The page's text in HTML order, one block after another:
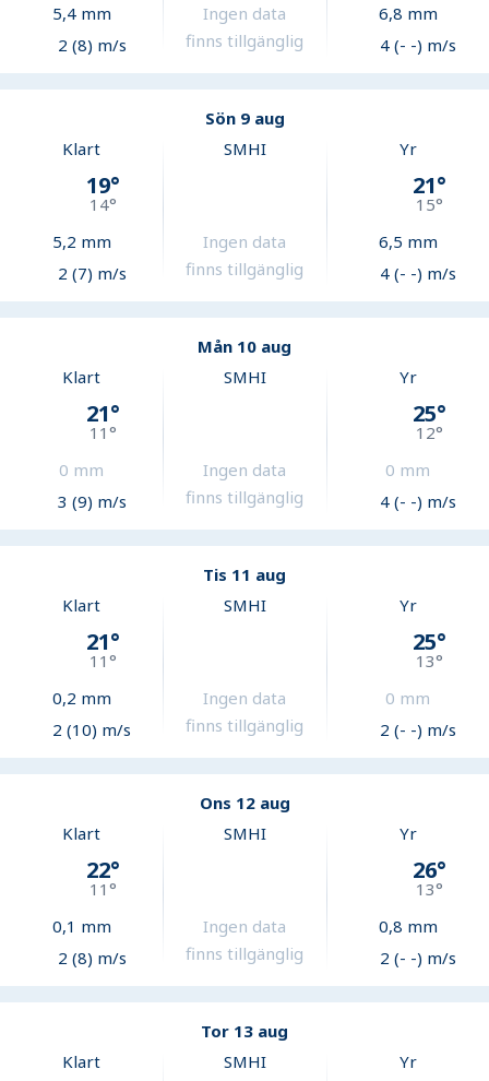
5,4mm
2 (8) m/s
Ingen data
finns tillgänglig
6,8 mm
4 (- -) m/s
Sön 9 aug
Klart
19°
14°
5,2 mm
2 (7) m/s
SMHI
Ingen data
finns tillgänglig
Yr
21°
15°
6,5 mm
4 (- -) m/s
Mån 10 aug
Klart
21°
11°
0 mm
3 (9) m/s
SMHI
Ingen data
finns tillgänglig
Yr
25°
12°
0 mm
4 (- -) m/s
Tis 11 aug
Klart
21°
11°
0,2 mm
2 (10) m/s
SMHI
Ingen data
finns tillgänglig
Yr
25°
13°
0 mm
2 (- -) m/s
Ons 12 aug
Klart
22°
11°
0,1 mm
2 (8) m/s
SMHI
Ingen data
finns tillgänglig
Yr
26°
13°
0,8 mm
2 (- -) m/s
Tor 13 aug
Klart
SMHI Yr